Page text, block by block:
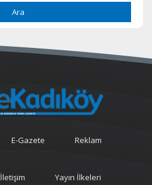
Ara
E-Gazete Reklam
İletişim Yayın İlkeleri